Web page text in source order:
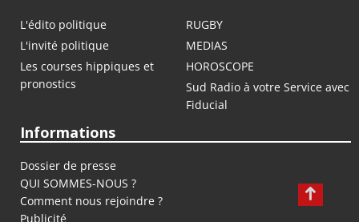
L'édito politique
RUGBY
L'invité politique
MEDIAS
Les courses hippiques et
pronostics
HOROSCOPE
Sud Radio à votre Service avec
Fiducial
Informations
Dossier de presse
QUI SOMMES-NOUS ?
Comment nous rejoindre ?
Publicité